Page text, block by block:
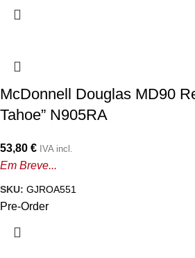
McDonnell Douglas MD90
Tahoe” N905RA
53,80 € IVA incl.
Em Breve...
SKU: GJROA551
Pre-Order